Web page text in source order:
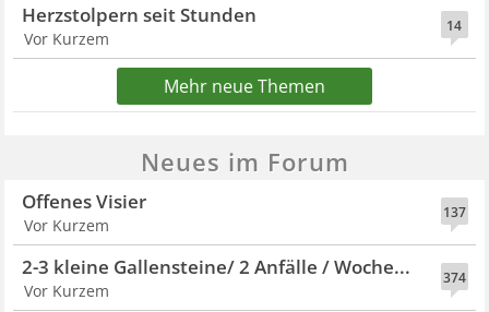
14
Herzstolpern seit Stunden
Vor Kurzem
Mehr neue Themen
Neues im Forum
137
Offenes Visier
Vor Kurzem
374
2-3 kleine Gallensteine/ 2 Anfälle / Woche...
Vor Kurzem